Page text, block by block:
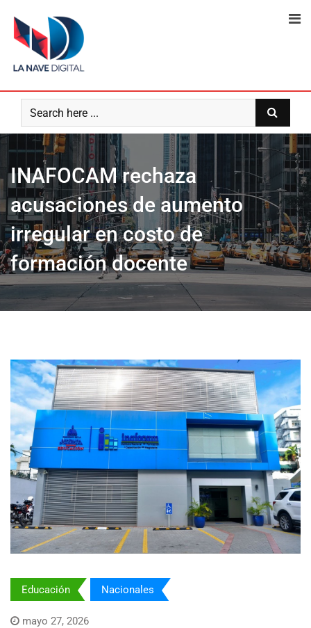
content
INAFOCAM rechaza
acusaciones de aumento
irregular en costo de
formación docente
Educación Nacionales
mayo 27, 2026